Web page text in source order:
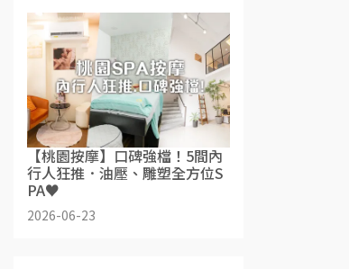
【桃園按摩】口碑強檔！5間內
行人狂推．油壓、雕塑全方位S
PA♥
2026-06-23